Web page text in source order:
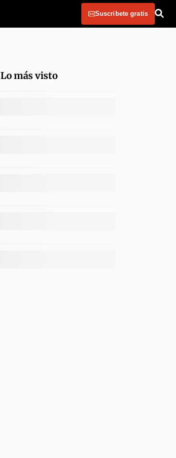
Suscribete gratis
Lo más visto